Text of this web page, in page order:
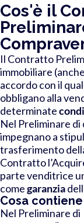
Cos'è il
Il Contratto
immobiliare
accordo con il
obbligano alla
determinate
Nel Preliminare
impegnano a
trasferimento
Contratto
parte venditrice
comegaranzia
Cosa
Nel Preliminare di